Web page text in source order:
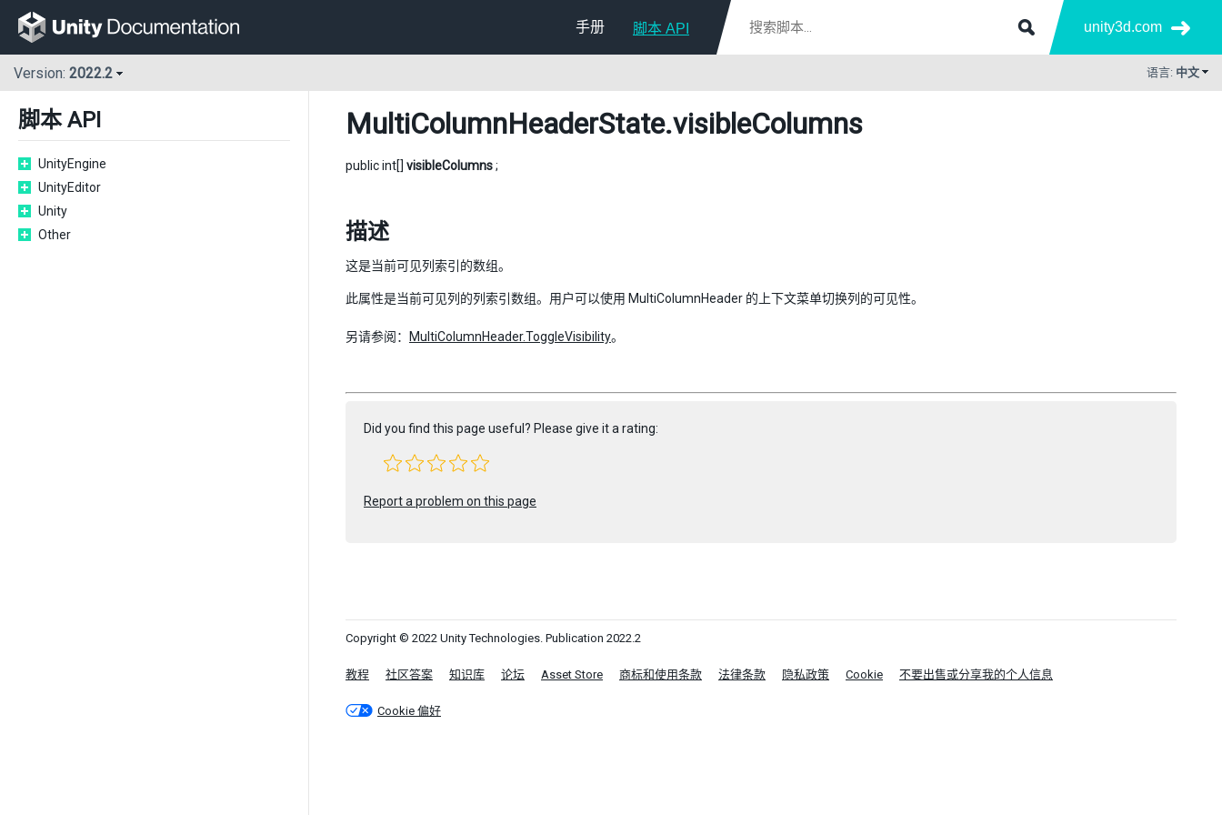
手册 脚本 API unity3d.com
Version: 2022.2 语言: 中文
脚本 API
UnityEngine
UnityEditor
Unity
Other
MultiColumnHeaderState.visibleColumns
public int[] visibleColumns;
描述
这是当前可见列索引的数组。
此属性是当前可见列的列索引数组。用户可以使用 MultiColumnHeader 的上下文菜单切换列的可见性。
另请参阅： MultiColumnHeader.ToggleVisibility。
Did you find this page useful? Please give it a rating:
Report a problem on this page
Copyright © 2022 Unity Technologies. Publication 2022.2
教程 社区答案 知识库 论坛 Asset Store 商标和使用条款 法律条款 隐私政策 Cookie 不要出售或分享我的个人信息
Cookie 偏好